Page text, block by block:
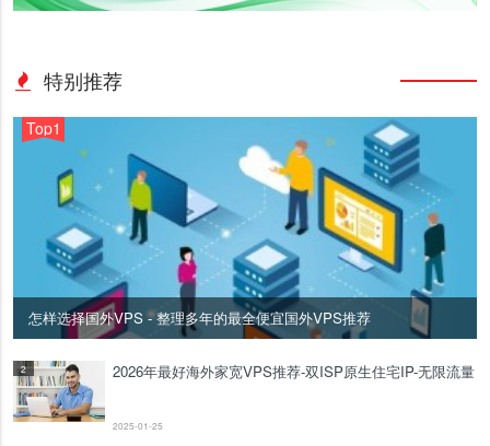
特别推荐
Top1
怎样选择国外VPS - 整理多年的最全便宜国外VPS推荐
2 2026年最好海外家宽VPS推荐-双ISP原生住宅IP-无限流量
2025-01-25